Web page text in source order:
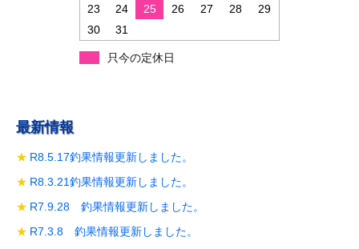
23
24 25 26 27 28
29
30
31
只今の定休日
最新情報
R8.5.17釣果情報更新しました。
R8.3.21釣果情報更新しました。
R7.9.28 釣果情報更新しました。
R7.3.8 釣果情報更新しました。